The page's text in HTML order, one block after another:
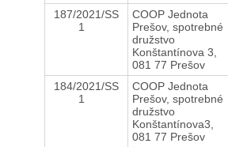
187/2021/SS
1
COOP Jednota
Prešov, spotrebné
družstvo
Konštantínova 3,
081 77 Prešov
184/2021/SS
1
COOP Jednota
Prešov, spotrebné
družstvo
Konštantínova3,
081 77 Prešov